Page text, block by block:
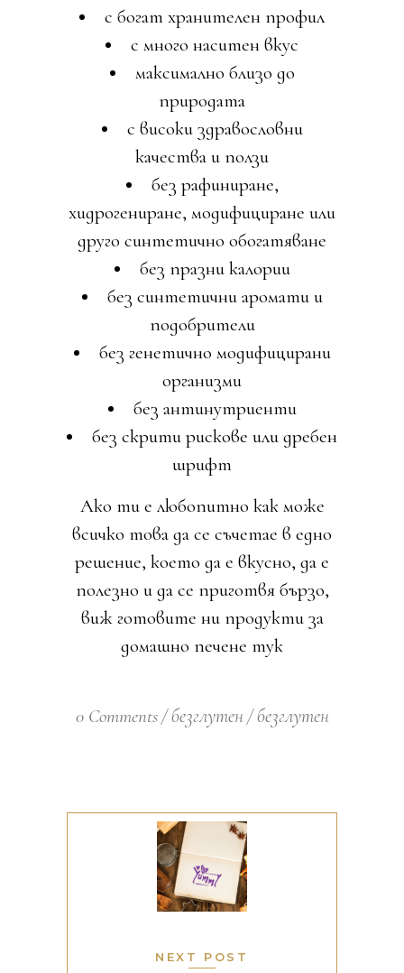
с богат хранителен профил
с много наситен вкус
максимално близо до
природата
с високи здравословни
качества и ползи
без рафиниране,
хидрогениране, модифициране или
друго синтетично обогатяване
без празни калории
без синтетични аромати и
подобрители
без генетично модифицирани
организми
без антинутриенти
без скрити рискове или дребен
шрифт
Ако ти е любопитно как може
всичко това да се съчетае в едно
решение, което да е вкусно, да е
полезно и да се приготвя бързо,
виж готовите ни продукти за
домашно печене тук
0 Comments безглутен безглутен
NEXT POST